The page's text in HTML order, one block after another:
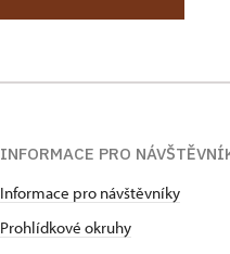
INFORMACE PRO
Informace pro návštěvníky
Prohlídkové okruhy